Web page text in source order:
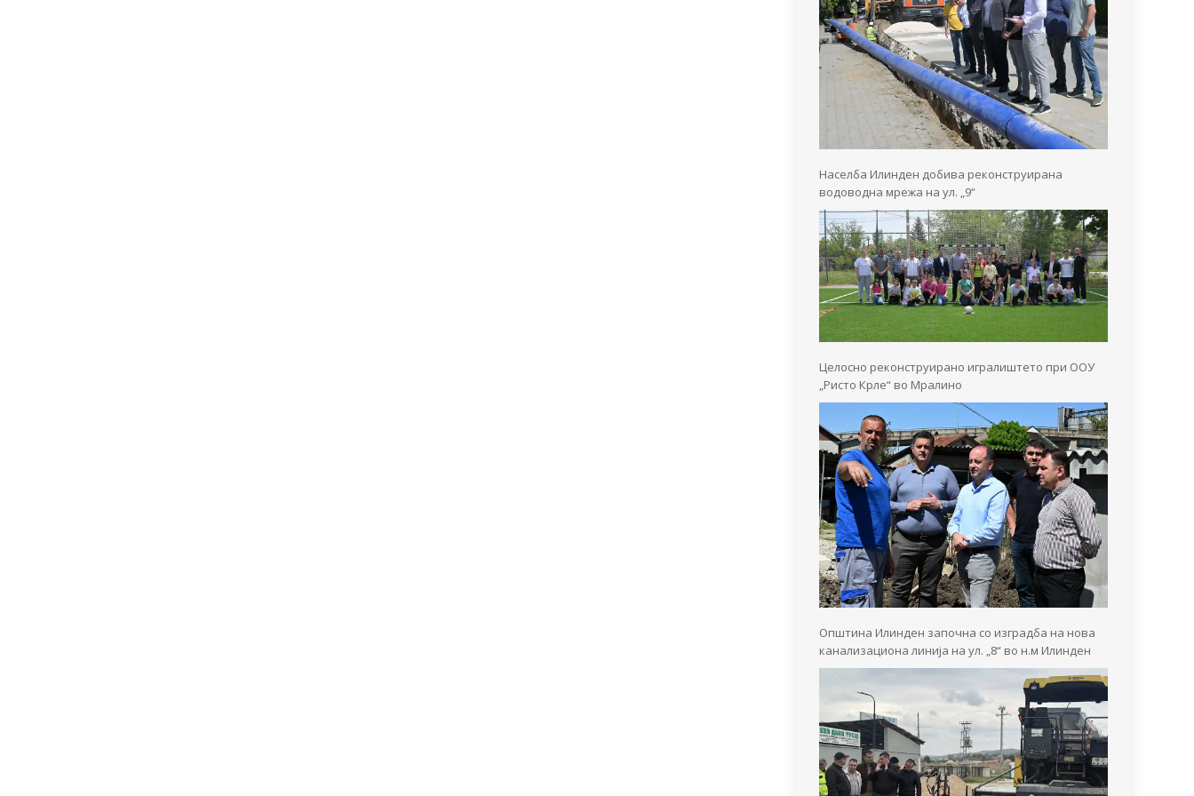
Населба Илинден добива реконструирана
водоводна мрежа на ул. „9“
Целосно реконструирано игралиштето при ООУ
„Ристо Крле“ во Мралино
Општина Илинден започна со изградба на нова
канализациона линија на ул. „8“ во н.м Илинден